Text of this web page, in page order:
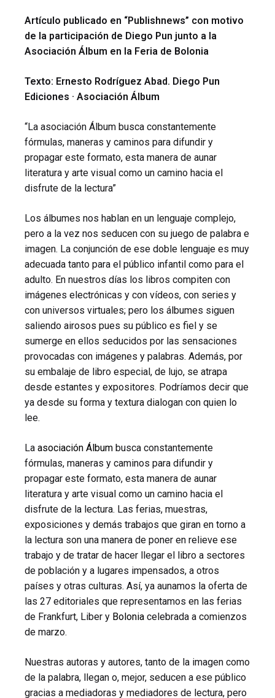
Artículo publicado en “Publishnews” con motivo
de la participación de Diego Pun junto a la
Asociación Álbum en la Feria de Bolonia
Texto: Ernesto Rodríguez Abad. Diego Pun
Ediciones · Asociación Álbum
“La asociación Álbum busca constantemente
fórmulas, maneras y caminos para difundir y
propagar este formato, esta manera de aunar
literatura y arte visual como un camino hacia el
disfrute de la lectura”
Los álbumes nos hablan en un lenguaje complejo,
pero a la vez nos seducen con su juego de palabra e
imagen. La conjunción de ese doble lenguaje es muy
adecuada tanto para el público infantil como para el
adulto. En nuestros días los libros compiten con
imágenes electrónicas y con vídeos, con series y
con universos virtuales; pero los álbumes siguen
saliendo airosos pues su público es fiel y se
sumerge en ellos seducidos por las sensaciones
provocadas con imágenes y palabras. Además, por
su embalaje de libro especial, de lujo, se atrapa
desde estantes y expositores. Podríamos decir que
ya desde su forma y textura dialogan con quien lo
lee.
La asociación Álbum busca constantemente
fórmulas, maneras y caminos para difundir y
propagar este formato, esta manera de aunar
literatura y arte visual como un camino hacia el
disfrute de la lectura. Las ferias, muestras,
exposiciones y demás trabajos que giran en torno a
la lectura son una manera de poner en relieve ese
trabajo y de tratar de hacer llegar el libro a sectores
de población y a lugares impensados, a otros
países y otras culturas. Así, ya aunamos la oferta de
las 27 editoriales que representamos en las ferias
de Frankfurt, Liber y Bolonia celebrada a comienzos
de marzo.
Nuestras autoras y autores, tanto de la imagen como
de la palabra, llegan o, mejor, seducen a ese público
gracias a mediadoras y mediadores de lectura, pero